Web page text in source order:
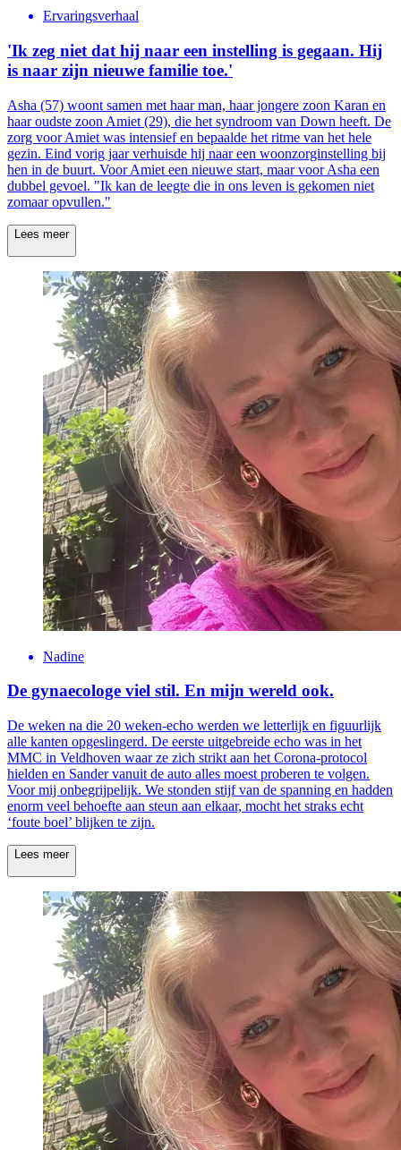
Ervaringsverhaal
'Ik zeg niet dat hij naar een instelling is gegaan. Hij
is naar zijn nieuwe familie toe.'
Asha (57) woont samen met haar man, haar jongere zoon Karan en
haar oudste zoon Amiet (29), die het syndroom van Down heeft. De
zorg voor Amiet was intensief en bepaalde het ritme van het hele
gezin. Eind vorig jaar verhuisde hij naar een woonzorginstelling bij
hen in de buurt. Voor Amiet een nieuwe start, maar voor Asha een
dubbel gevoel. "Ik kan de leegte die in ons leven is gekomen niet
zomaar opvullen."
Lees meer
Nadine
De gynaecologe viel stil. En mijn wereld ook.
De weken na die 20 weken-echo werden we letterlijk en figuurlijk
alle kanten opgeslingerd. De eerste uitgebreide echo was in het
MMC in Veldhoven waar ze zich strikt aan het Corona-protocol
hielden en Sander vanuit de auto alles moest proberen te volgen.
Voor mij onbegrijpelijk. We stonden stijf van de spanning en hadden
enorm veel behoefte aan steun aan elkaar, mocht het straks echt
‘foute boel’ blijken te zijn.
Lees meer